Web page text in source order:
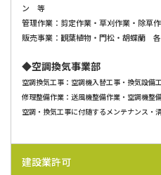
ン 等
管理作業：剪定作業・草刈作業・除草
販売事業：観葉植物・門松・胡蝶蘭
◆空調換気事業部
空調換気工事：空調機入替工事・換気設備
修理整備作業：送風機整備作業・空調機整
空調・換気工事に付随するメンテナンス
建設業許可